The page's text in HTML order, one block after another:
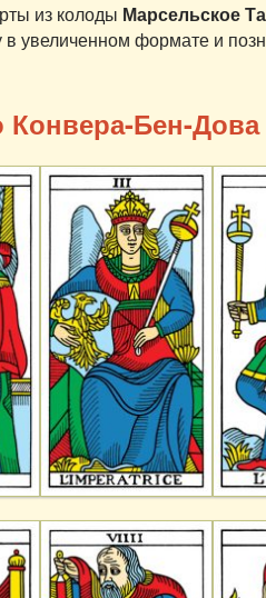
из колоды Марсельское
увеличенном формате и
Бен-Дова